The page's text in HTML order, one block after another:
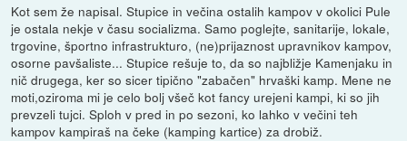
Kot sem že napisal. Stupice in večina ostalih kampov v okolici Pule
je ostala nekje v času socializma. Samo poglejte, sanitarije, lokale,
trgovine, športno infrastrukturo, (ne)prijaznost upravnikov kampov,
osorne pavšaliste... Stupice rešuje to, da so najbližje Kamenjaku in
nič drugega, ker so sicer tipično "zabačen" hrvaški kamp. Mene ne
moti,oziroma mi je celo bolj všeč kot fancy urejeni kampi, ki so jih
prevzeli tujci. Sploh v pred in po sezoni, ko lahko v večini teh
kampov kampiraš na čeke (kamping kartice) za drobiž.